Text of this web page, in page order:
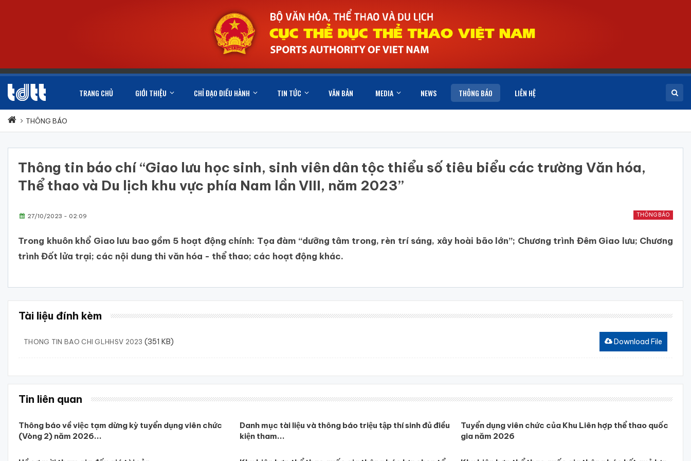
TRANG CHỦ GIỚI THIỆU CHỈ ĐẠO ĐIỀU HÀNH TIN TỨC VĂN BẢN MEDIA NEWS THÔNG BÁO LIÊN HỆ
THÔNG BÁO
Thông tin báo chí “Giao lưu học sinh, sinh viên dân tộc thiểu số tiêu biểu các trường Văn hóa,
Thể thao và Du lịch khu vực phía Nam lần VIII, năm 2023”
THÔNG BÁO
27/10/2023 - 02:09
Trong khuôn khổ Giao lưu bao gồm 5 hoạt động chính: Tọa đàm “dưỡng tâm trong, rèn trí sáng, xây hoài bão lớn”; Chương trình Đêm Giao lưu; Chương
trình Đốt lửa trại; các nội dung thi văn hóa - thể thao; các hoạt động khác.
Tài liệu đính kèm
THONG TIN BAO CHI GLHHSV 2023 (351 KB) Download File
Tin liên quan
Thông báo về việc tạm dừng kỳ tuyển dụng viên chức
(Vòng 2) năm 2026...
Danh mục tài liệu và thông báo triệu tập thí sinh đủ điều
kiện tham...
Tuyển dụng viên chức của Khu Liên hợp thể thao quốc
gia năm 2026